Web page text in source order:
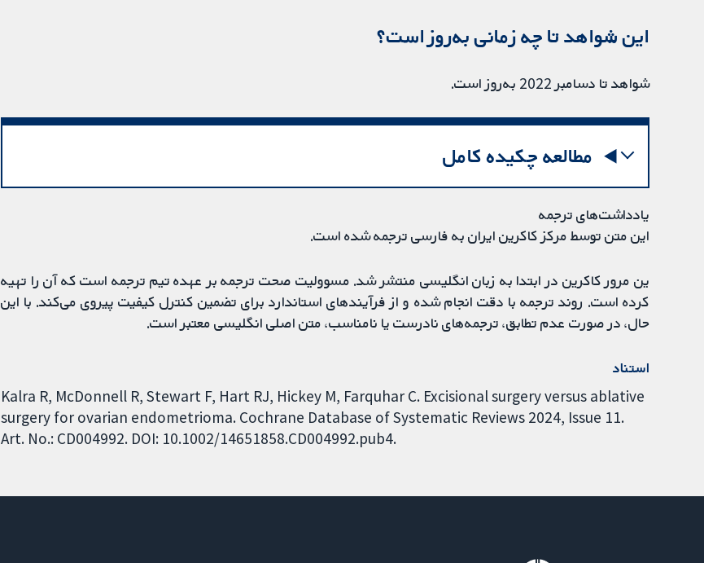
این شواهد تا چه زمانی به‌روز است؟
شواهد تا دسامبر 2022 به‌روز است.
مطالعه چکیده کامل
یادداشت‌های ترجمه
این متن توسط مرکز کاکرین ایران به فارسی ترجمه شده است.
ین مرور کاکرین در ابتدا به زبان انگلیسی منتشر شد. مسوولیت صحت ترجمه بر عهده تیم ترجمه است که آن را تهیه
کرده است. روند ترجمه با دقت انجام شده و از فرآیندهای استاندارد برای تضمین کنترل کیفیت پیروی می‌کند. با این
حال، در صورت عدم تطابق، ترجمه‌های نادرست یا نامناسب، متن اصلی انگلیسی معتبر است.
استناد
Kalra R, McDonnell R, Stewart F, Hart RJ, Hickey M, Farquhar C. Excisional surgery versus ablative
surgery for ovarian endometrioma. Cochrane Database of Systematic Reviews 2024, Issue 11.
Art. No.: CD004992. DOI: 10.1002/14651858.CD004992.pub4.